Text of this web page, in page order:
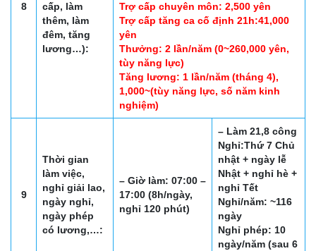
8
cấp, làm
thêm, làm
đêm, tăng
lương…):
Trợ cấp chuyên môn: 2,500 yên
Trợ cấp tăng ca cố định 21h:41,000
yên
Thưởng: 2 lần/năm (0~260,000 yên,
tùy năng lực)
Tăng lương: 1 lần/năm (tháng 4),
1,000~(tùy năng lực, số năm kinh
nghiệm)
9
Thời gian
làm việc,
nghỉ giải lao,
ngày nghỉ,
ngày phép
có lương,…:
– Giờ làm: 07:00 –
17:00 (8h/ngày,
nghỉ 120 phút)
– Làm 21,8 công
Nghỉ:Thứ 7 Chủ
nhật + ngày lễ
Nhật + nghỉ hè +
nghỉ Tết
Nghỉ/năm: ~116
ngày
Nghỉ phép: 10
ngày/năm (sau 6